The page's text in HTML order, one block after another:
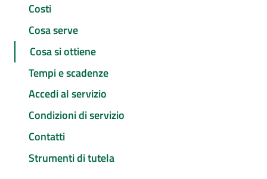
Costi
Cosa serve
Cosa si ottiene
Tempi e scadenze
Accedi al servizio
Condizioni di servizio
Contatti
Strumenti di tutela